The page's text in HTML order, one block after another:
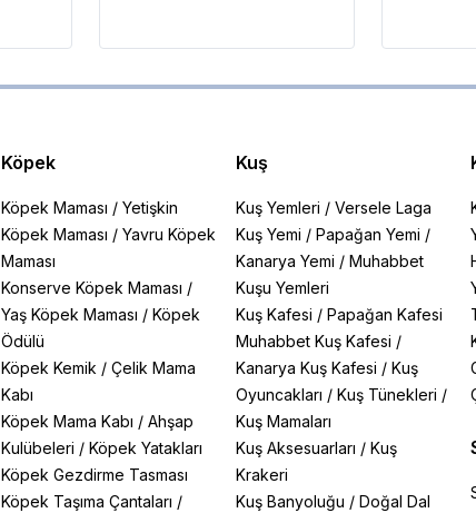
Köpek
Köpek Maması /Yetişkin
Köpek Maması /Yavru Köpek
Maması
Konserve Köpek Maması /
Yaş Köpek Maması /Köpek
Ödülü
Köpek Kemik /Çelik Mama
Kabı
Köpek Mama Kabı /Ahşap
Kulübeleri /Köpek Yatakları
Köpek Gezdirme Tasması
Köpek Taşıma Çantaları /
Kuş
Kuş Yemleri / Versele Laga
Kuş Yemi / Papağan Yemi /
Kanarya Yemi / Muhabbet
Kuşu Yemleri
Kuş Kafesi / Papağan Kafesi
Muhabbet Kuş Kafesi /
Kanarya Kuş Kafesi / Kuş
Oyuncakları / Kuş Tünekleri /
Kuş Mamaları
Kuş Aksesuarları / Kuş
Krakeri
Kuş Banyoluğu / Doğal Dal